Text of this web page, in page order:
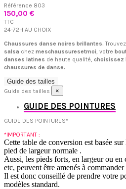
Référence 803
150,00 €
TTC
24-72H AU CHOIX
Chaussures danse noires brillantes.
salsa chez meschaussuresetmoi, votre
danses latines de haute qualité, choisissez
chaussures de danse.
Guide des tailles
Guide des tailles ×
GUIDE DES POINTURES
GUIDE DES POINTURES*
*IMPORTANT :
Cette table de conversion est basée
pied de largeur normale .
Aussi, les pieds forts, en largeur ou en
etc, peuvent être amenés à
Il est donc conseillé de prendre votre
modèles standard.